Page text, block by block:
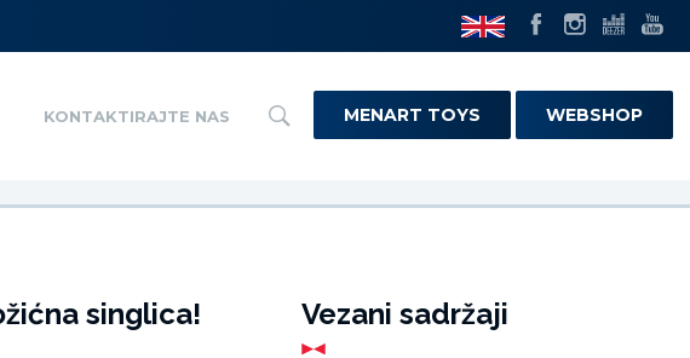
KONTAKTIRAJTE NAS MENART TOYS WEBSHOP
singlica! Vezani sadržaji